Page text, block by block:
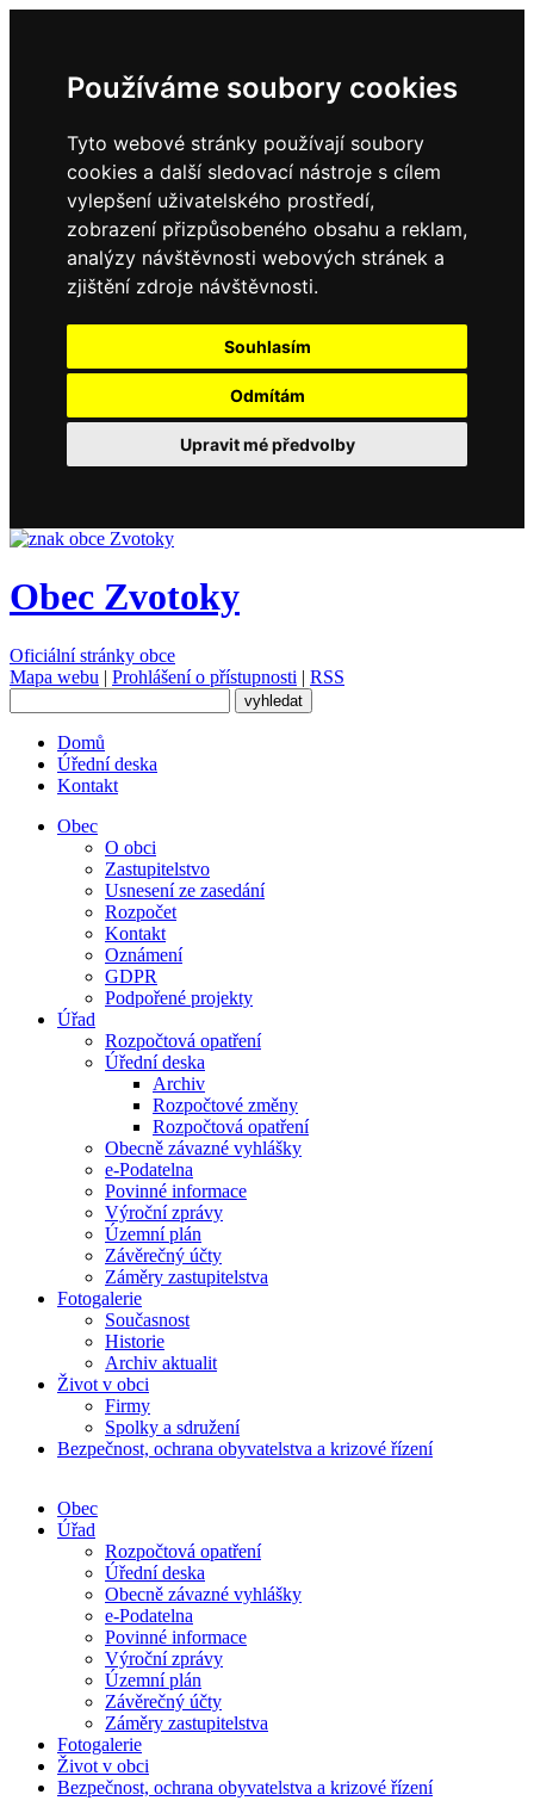
Používáme soubory cookies
Tyto webové stránky používají soubory
cookies a další sledovací nástroje s cílem
vylepšení uživatelského prostředí,
zobrazení přizpůsobeného obsahu a reklam,
analýzy návštěvnosti webových stránek a
zjištění zdroje návštěvnosti.
Souhlasím
Odmítám
Upravit mé předvolby
Obec Zvotoky
Oficiální stránky obce
Mapa webu | Prohlášení o přístupnosti | RSS
Domů
Úřední deska
Kontakt
Obec
O obci
Zastupitelstvo
Usnesení ze zasedání
Rozpočet
Kontakt
Oznámení
GDPR
Podpořené projekty
Úřad
Rozpočtová opatření
Úřední deska
Archiv
Rozpočtové změny
Rozpočtová opatření
Obecně závazné vyhlášky
e-Podatelna
Povinné informace
Výroční zprávy
Územní plán
Závěrečný účty
Záměry zastupitelstva
Fotogalerie
Současnost
Historie
Archiv aktualit
Život v obci
Firmy
Spolky a sdružení
Bezpečnost, ochrana obyvatelstva a krizové řízení
Obec
Úřad
Rozpočtová opatření
Úřední deska
Obecně závazné vyhlášky
e-Podatelna
Povinné informace
Výroční zprávy
Územní plán
Závěrečný účty
Záměry zastupitelstva
Fotogalerie
Život v obci
Bezpečnost, ochrana obyvatelstva a krizové řízení